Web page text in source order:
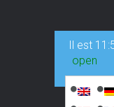
Il est
open